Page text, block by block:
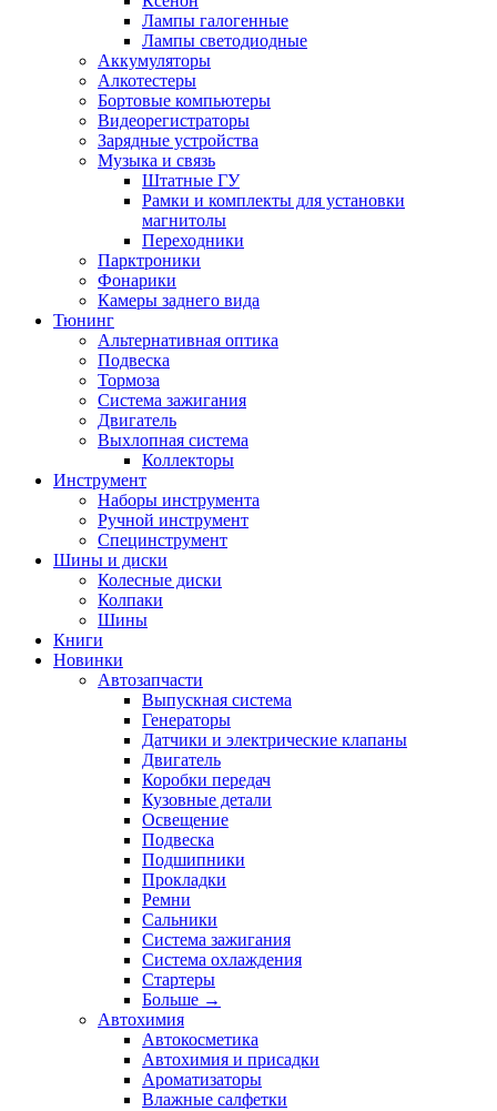
Лампы галогенные
Лампы светодиодные
Аккумуляторы
Алкотестеры
Бортовые компьютеры
Видеорегистраторы
Зарядные устройства
Музыка и связь
Штатные ГУ
Рамки и комплекты для установки
магнитолы
Переходники
Парктроники
Фонарики
Камеры заднего вида
Тюнинг
Альтернативная оптика
Подвеска
Тормоза
Система зажигания
Двигатель
Выхлопная система
Коллекторы
Инструмент
Наборы инструмента
Ручной инструмент
Специнструмент
Шины и диски
Колесные диски
Колпаки
Шины
Книги
Новинки
Автозапчасти
Выпускная система
Генераторы
Датчики и электрические клапаны
Двигатель
Коробки передач
Кузовные детали
Освещение
Подвеска
Подшипники
Прокладки
Ремни
Сальники
Система зажигания
Система охлаждения
Стартеры
Больше →
Автохимия
Автокосметика
Автохимия и присадки
Ароматизаторы
Влажные салфетки